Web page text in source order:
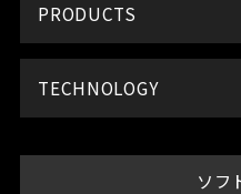
PRODUCTS
TECHNOLOGY
ソフ